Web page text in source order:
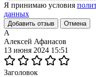
Я принимаю условия
данных
Добавить отзыв Отмена
А
Алексей Афанасов
13 июня 2024 15:51
Заголовок